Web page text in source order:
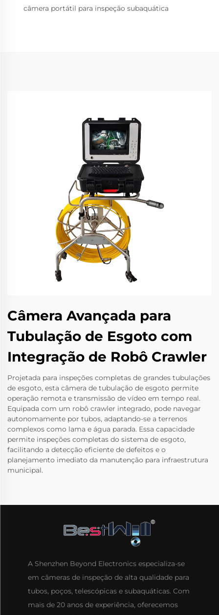
câmera portátil para inspeção subaquática
Câmera Avançada para
Tubulação de Esgoto com
Integração de Robô Crawler
Projetada para inspeções completas de grandes tubulações
de esgoto, esta câmera de tubulação de esgoto permite
operação remota e transmissão de vídeo em tempo real.
Equipada com um robô crawler integrado, pode navegar
autonomamente por tubos, adaptando-se a terrenos
complexos como lama e água parada. Essa capacidade
permite inspeções completas do sistema de esgoto,
facilitando a detecção eficiente de defeitos e o
planejamento imediato da manutenção para infraestrutura
municipal.
A Shenzhen Beyond Electronics especializa-se
em câmeras de inspeção de alta qualidade para
tubos, poços, telescópicas e subaquáticas. Com
mais de 20 anos de experiência, oferecemos